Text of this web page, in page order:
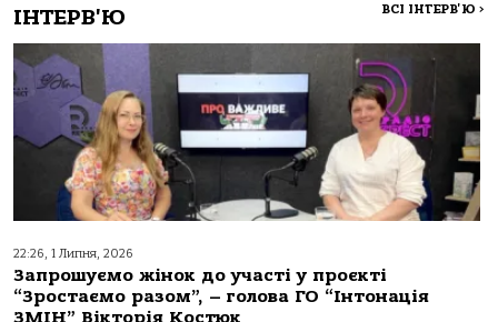
ІНТЕРВ'Ю ВСІ ІНТЕРВ'Ю >
22:26, 1 Липня, 2026
Запрошуємо жінок до участі у проєкті
“Зростаємо разом”, – голова ГО “Інтонація
ЗМІН” Вікторія Костюк